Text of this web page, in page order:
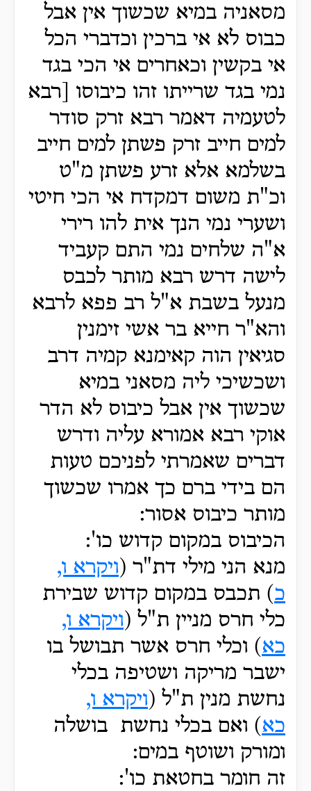
מסאניה במיא שכשוך אין אבל
כבוס לא אי ברכין וכדברי הכל
אי בקשין וכאחרים אי הכי בגד
נמי בגד שרייתו זהו כיבוסו [רבא
לטעמיה דאמר רבא זרק סודר
למים חייב זרק פשתן למים חייב
בשלמא אלא זרע פשתן מ"ט
וכ"ת משום דמקדח אי הכי חיטי
ושערי נמי הנך אית להו רירי
א"ה שלחים נמי התם קעביד
לישה דרש רבא מותר לכבס
מנעל בשבת א"ל רב פפא לרבא
והא"ר חייא בר אשי זימנין
סגיאין הוה קאימנא קמיה דרב
ושכשיכי ליה מסאני במיא
שכשוך אין אבל כיבוס לא הדר
אוקי רבא אמורא עליה ודרש
דברים שאמרתי לפניכם טעות
הם בידי ברם כך אמרו שכשוך
מותר כיבוס אסור:
הכיבוס במקום קדוש כו':
מנא הני מילי דת"ר (ויקרא ו,
כ) תכבס במקום קדוש שבירת
כלי חרס מניין ת"ל (ויקרא ו,
כא) וכלי חרס אשר תבושל בו
ישבר מריקה ושטיפה בכלי
נחשת מנין ת"ל (ויקרא ו,
כא) ואם בכלי נחשת בושלה
ומורק ושוטף במים:
זה חומר בחטאת כו':